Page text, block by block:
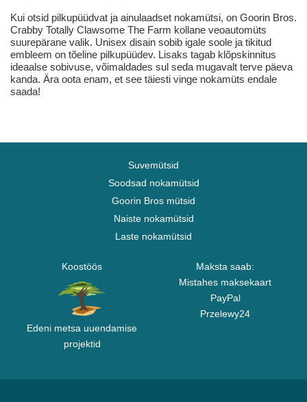
Kui otsid pilkupüüdvat ja ainulaadset nokamütsi, on Goorin Bros.
Crabby Totally Clawsome The Farm kollane veoautomüts
suurepärane valik. Unisex disain sobib igale soole ja tikitud
embleem on tõeline pilkupüüdev. Lisaks tagab klõpskinnitus
ideaalse sobivuse, võimaldades sul seda mugavalt terve päeva
kanda. Ära oota enam, et see täiesti vinge nokamüts endale
saada!
Suvemütsid
Soodsad nokamütsid
Goorin Bros mütsid
Naiste nokamütsid
Laste nokamütsid
Koostöös
Edeni metsa uuendamise
projektid
Maksta saab:
Mistahes maksekaart
PayPal
Przelewy24